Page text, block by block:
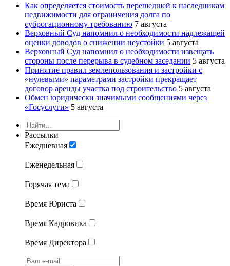
Как определяется стоимость перешедшей к наследникам
недвижимости для ограничения долга по
суброгационному требованию 7 августа
Верховный Суд напомнил о необходимости надлежащей
оценки доводов о снижении неустойки 5 августа
Верховный Суд напомнил о необходимости извещать
стороны после перерыва в судебном заседании 5 августа
Принятие правил землепользования и застройки с
«нулевыми» параметрами застройки прекращает
договор аренды участка под строительство 5 августа
Обмен юридически значимыми сообщениями через
«Госуслуги» 5 августа
Рассылки
Ежедневная
Еженедельная
Горячая тема
Время Юриста
Время Кадровика
Время Директора